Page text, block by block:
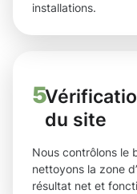
installations.
5
du site
Nous contrôlons le
nettoyons la zone
résultat net et